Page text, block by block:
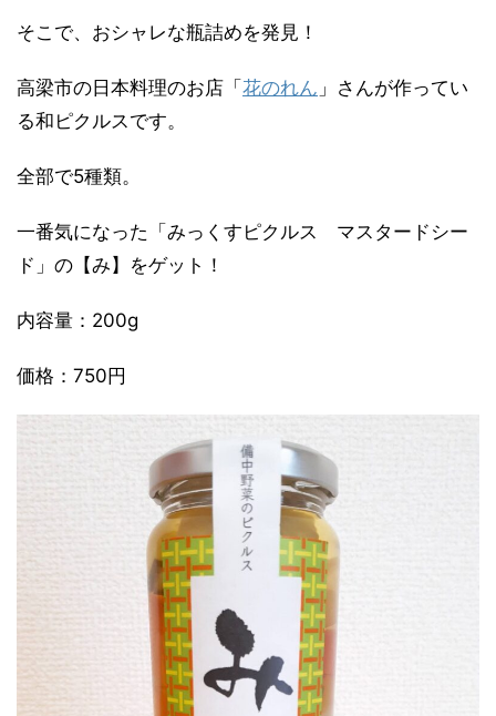
そこで、おシャレな瓶詰めを発見！
高梁市の日本料理のお店「 花のれん 」さんが作ってい
る和ピクルスです。
全部で5種類。
一番気になった「みっくすピクルス マスタードシー
ド」の【み】をゲット！
内容量：200g
価格：750円